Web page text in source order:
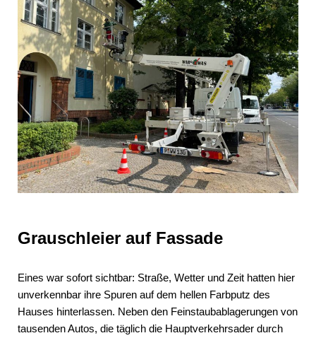
Grauschleier auf Fassade
Eines war sofort sichtbar: Straße, Wetter und Zeit hatten hier
unverkennbar ihre Spuren auf dem hellen Farbputz des
Hauses hinterlassen. Neben den Feinstaubablagerungen von
tausenden Autos, die täglich die Hauptverkehrsader durch